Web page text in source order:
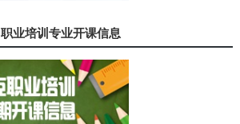
职业培训专业开课信息